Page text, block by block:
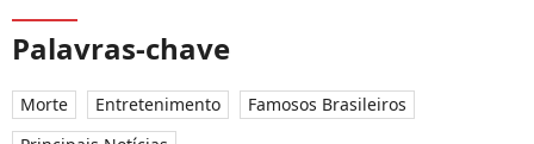
Palavras-chave
Morte Entretenimento
Famosos Brasileiros